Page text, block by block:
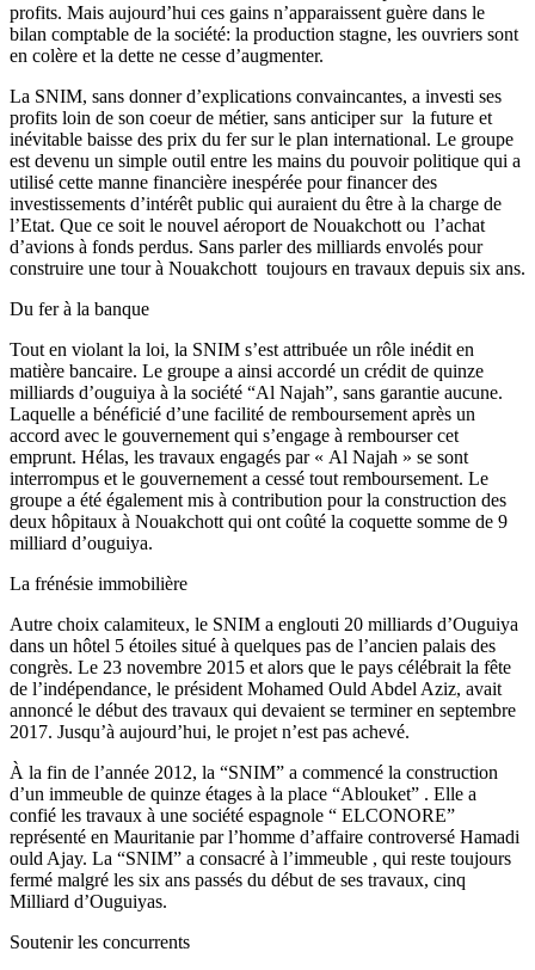
profits. Mais aujourd’hui ces gains n’apparaissent guère dans le
bilan comptable de la société: la production stagne, les ouvriers sont
en colère et la dette ne cesse d’augmenter.
La SNIM, sans donner d’explications convaincantes, a investi ses
profits loin de son coeur de métier, sans anticiper sur la future et
inévitable baisse des prix du fer sur le plan international. Le groupe
est devenu un simple outil entre les mains du pouvoir politique qui a
utilisé cette manne financière inespérée pour financer des
investissements d’intérêt public qui auraient du être à la charge de
l’Etat. Que ce soit le nouvel aéroport de Nouakchott ou l’achat
d’avions à fonds perdus. Sans parler des milliards envolés pour
construire une tour à Nouakchott toujours en travaux depuis six ans.
Du fer à la banque
Tout en violant la loi, la SNIM s’est attribuée un rôle inédit en
matière bancaire. Le groupe a ainsi accordé un crédit de quinze
milliards d’ouguiya à la société “Al Najah”, sans garantie aucune.
Laquelle a bénéficié d’une facilité de remboursement après un
accord avec le gouvernement qui s’engage à rembourser cet
emprunt. Hélas, les travaux engagés par « Al Najah » se sont
interrompus et le gouvernement a cessé tout remboursement. Le
groupe a été également mis à contribution pour la construction des
deux hôpitaux à Nouakchott qui ont coûté la coquette somme de 9
milliard d’ouguiya.
La frénésie immobilière
Autre choix calamiteux, le SNIM a englouti 20 milliards d’Ouguiya
dans un hôtel 5 étoiles situé à quelques pas de l’ancien palais des
congrès. Le 23 novembre 2015 et alors que le pays célébrait la fête
de l’indépendance, le président Mohamed Ould Abdel Aziz, avait
annoncé le début des travaux qui devaient se terminer en septembre
2017. Jusqu’à aujourd’hui, le projet n’est pas achevé.
À la fin de l’année 2012, la “SNIM” a commencé la construction
d’un immeuble de quinze étages à la place “Ablouket” . Elle a
confié les travaux à une société espagnole “ ELCONORE”
représenté en Mauritanie par l’homme d’affaire controversé Hamadi
ould Ajay. La “SNIM” a consacré à l’immeuble , qui reste toujours
fermé malgré les six ans passés du début de ses travaux, cinq
Milliard d’Ouguiyas.
Soutenir les concurrents